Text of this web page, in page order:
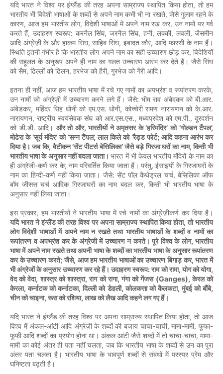
यदि भारत ने विश्व पर इंग्लैंड की तरह अपना साम्राज्य स्थापित किया होता, तो हम
भारतीय भी विदेशी भाषाओं के शब्दों से अपने नाम कभी भी ना रखते, जैसे गुलाम रहने के
कारण, आज हम भारतीय लोग, विदेशी भाषाओं में अपने नाम रख कर, उन नामों पर गर्व
करते हैं, उदाहरण स्वरूप: करनैल सिंघ, जरनैल सिंघ, हनी,लक्की, लवली,जैसमीन
आदि अंग्रेज़ी के और हाकम सिंघ,साहिब सिंघ, इबादत कौर,आदि फारसी के नाम हैं।
स्थिति इतनी गंभीर है कि भारतीय लोग अपने नाम का सही उच्चारण छोड़ कर,विदेशियों
की सहूलत के अनुरूप अपने ही नाम का गलत उच्चारण आरंभ कर देते हैं। जैसे सिंघ
को सैम, ढिल्लों को ढिलन, हरभेज को हैरी, गुरभेज को गैरी आदि।
इतना ही नहीं, आज हम भारतीय भाषा में रचे गए नामों का अपभ्रंश व रूपांतरण करके,
उन नामों को अंग्रेज़ी में उच्चारण करने लगे हैं। जैसे:भीम राव अंबेदकर को बी.आर.
अंबेडकर, महिंदर सिंह धोनी को एम.एस.धोनी, कोच्चेरी रामण नारायणन को के.आर.
नारायणन,राष्ट्रीय स्वयंसेवक संघ को आर.एस.एस., मध्यप्रदेश को एम.पी.,दूरदर्शन
को डी.डी.आदि। और तो और,भारतीयों ने अमृतसर के‘हरिमंदिर’को‘गोल्डन टैंपल’,
मोढेरा के‘सूर्य मंदिर’ को‘सन्न टैंपल’, लाल किले को‘रैड्ड फोर्ट; आदि कहना आरंभ कर
दिया है। जब कि, वैटीकन‘सेंट पीटर्स बेसिलिका’जैसे बड़े गिरजा घरों का नाम,किसी भी
भारतीय भाषा के अनुसार नहीं बदला जाता। भारत में भी केवल भारतीय मंदिरों के नाम का
ही अंग्रेजी-कर्ण कर के; नाम परिवर्तित किया जाता हैं। परंतु,ईसाइयों के गिरजाघरों के
नाम का हिन्दी-कर्ण नहीं किया जाता। जैसे: सेंट पॉल कैथेड्रल चर्च, बेसिलिका ऑफ
बॉम जीसस चर्च आदिक गिरजाघरों का नाम बदल कर,किसी भी भारतीय भाषा के
अनुसार नहीं लिया जाता।
इस प्रकार, हम भारतीयों ने भारतीय भाषा में रचे नामों का अंग्रेज़ीकर्ण कर दिया है।
यदि भारत ने इंग्लैंड की तरह विश्व पर अपना साम्राज्य स्थापित किया होता,तो भारतीय
लोग विदेशी भाषाओं में अपने नाम न रखते तथा भारतीय भाषाओं के शब्दों व नामों का
रूपांतरण व अपभ्रंश कर के अंग्रेजी में उच्चारण न करते। पूरे विश्व के लोग, भारतीय
भाषा में अपने नाम रखते तथा अपनी भाषा के शब्दों का भारतीय भाषा के अनुसार रूपांतरण
कर के उच्चारण करते; जैसे, आज हम भारतीय भाषाओं का उच्चारण बिगाड़ कर,भारत में
भी अंग्रेजों के अनुसार उच्चारण कर रहे हैं। उदाहरण स्वरूप:राम को रामा, योग को योगा,
वेद को वेदा, शास्त्र को शास्त्रा,राग को रागा, गंगा को गेंजस(Ganges), केरल को
केरला,कर्नाटक को कर्नाटका,दिल्ली को डेहली, कोलकत्ता को कैलकटा, मुंबई को बौंबे,
चीन को चाइना, रूस को रशिया, लाख को लैख आदि कहने लग गए हैं।
यदि भारत ने इंग्लैंड की तरह विश्व पर अपना साम्राज्य स्थापित किया होता,तो आज
विश्व में अंकल-आंटी आदि अंग्रेज़ी के शब्दों की बजाय चाचा-चाची,मामा-मामी,फूफा-
फूफी आदि शब्दों का प्रयोग होना था। अंकल आंटी जैसे शब्दों में तो चाचा-चाचा,मामा-
मामी का कोई अंतर ही पता नहीं चलता, जब कि भारतीय भाषा के शब्दों से उन का पूरा
अंतर पता चलता है। भारतीय भाषा के भावपूर्ण शब्दों से संबंधों में परस्पर प्रेम और
घनिष्टता बढ़ती है।